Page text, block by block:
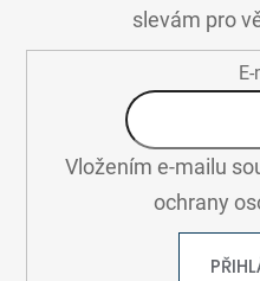
slevám pro
Vložením e-mailu
ochrany